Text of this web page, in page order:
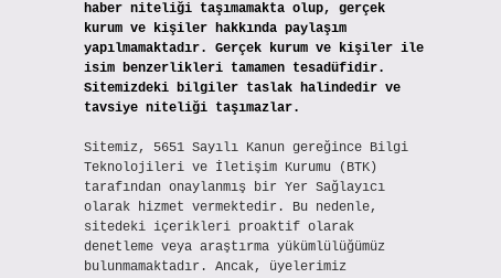
haber niteliği taşımamakta olup, gerçek
kurum ve kişiler hakkında paylaşım
yapılmamaktadır. Gerçek kurum ve kişiler ile
isim benzerlikleri tamamen tesadüfidir.
Sitemizdeki bilgiler taslak halindedir ve
tavsiye niteliği taşımazlar.
Sitemiz, 5651 Sayılı Kanun gereğince Bilgi
Teknolojileri ve İletişim Kurumu (BTK)
tarafından onaylanmış bir Yer Sağlayıcı
olarak hizmet vermektedir. Bu nedenle,
sitedeki içerikleri proaktif olarak
denetleme veya araştırma yükümlülüğümüz
bulunmamaktadır. Ancak, üyelerimiz